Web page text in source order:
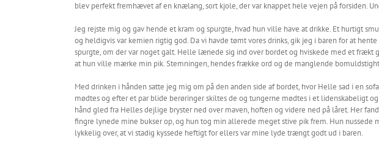
blev perfekt fremhævet af en knælang, sort kjole, der var knappet hele vejen på forsiden.
Jeg rejste mig og gav hende et kram og spurgte, hvad hun ville have at drikke. Et hurtigt
og heldigvis var kemien rigtig god. Da vi havde tømt vores drinks, gik jeg i baren for at
spurgte, om der var noget galt. Helle lænede sig ind over bordet og hviskede med et frækt
at hun ville mærke min pik. Stemningen, hendes frække ord og de manglende
Med drinken i hånden satte jeg mig om på den anden side af bordet, hvor Helle sad i en
mødtes og efter et par blide berøringer skiltes de og tungerne mødtes i et lidenskabeligt
hånd gled fra Helles dejlige bryster ned over maven, hoften og videre ned på låret. Her
fingre lynede mine bukser op, og hun tog min allerede meget stive pik frem. Hun nussede
lykkelig over, at vi stadig kyssede heftigt for ellers var mine lyde trængt godt ud i baren.